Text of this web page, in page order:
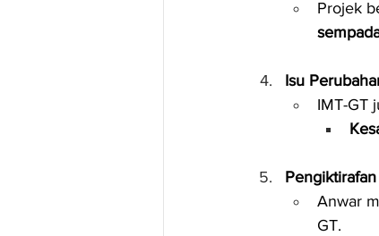
Projek
Isu
IMT-GT
Anwar
GT.